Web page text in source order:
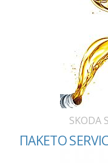
SKODA
ΠΑΚΕΤΟ